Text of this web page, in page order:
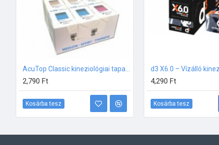
2,790 Ft
Kosárba tesz
4,290 Ft
Kosárba tesz